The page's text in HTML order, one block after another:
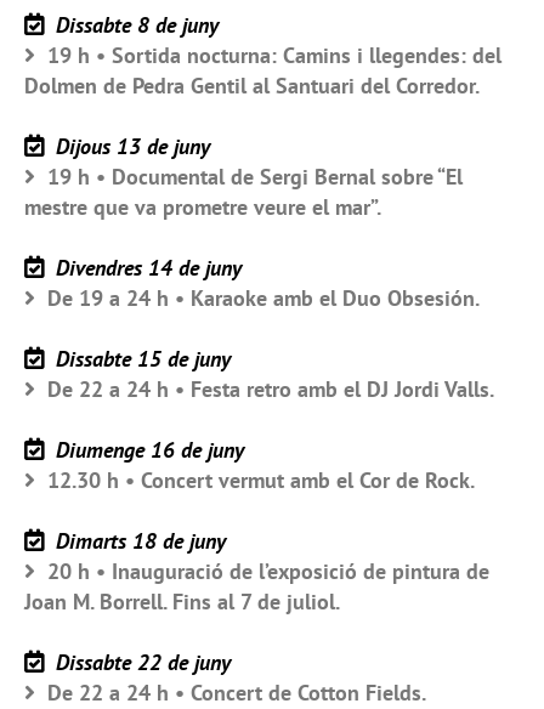
Dissabte 8 de juny
19 h • Sortida nocturna: Camins i llegendes: del
Dolmen de Pedra Gentil al Santuari del Corredor.
Dijous 13 de juny
19 h • Documental de Sergi Bernal sobre “El
mestre que va prometre veure el mar”.
Divendres 14 de juny
De 19 a 24 h • Karaoke amb el Duo Obsesión.
Dissabte 15 de juny
De 22 a 24 h • Festa retro amb el DJ Jordi Valls.
Diumenge 16 de juny
12.30 h • Concert vermut amb el Cor de Rock.
Dimarts 18 de juny
20 h • Inauguració de l’exposició de pintura de
Joan M. Borrell. Fins al 7 de juliol.
Dissabte 22 de juny
De 22 a 24 h • Concert de Cotton Fields.